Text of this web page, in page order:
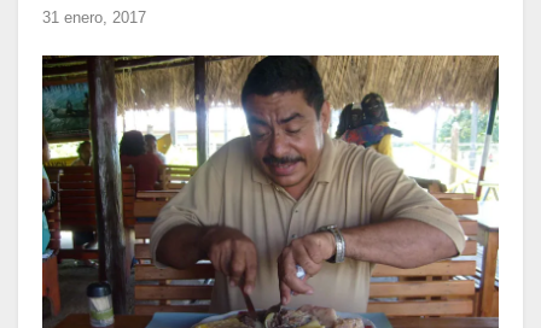
31 enero, 2017